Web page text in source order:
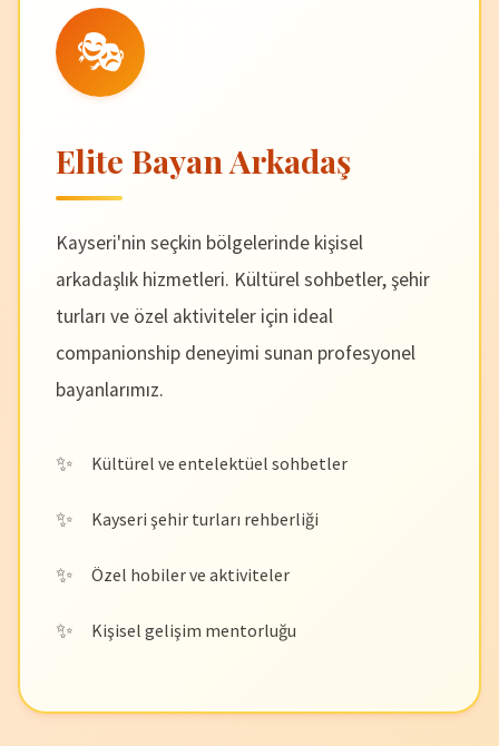
🎭
Elite Bayan Arkadaş
Kayseri'nin seçkin bölgelerinde kişisel
arkadaşlık hizmetleri. Kültürel sohbetler, şehir
turları ve özel aktiviteler için ideal
companionship deneyimi sunan profesyonel
bayanlarımız.
Kültürel ve entelektüel sohbetler
Kayseri şehir turları rehberliği
Özel hobiler ve aktiviteler
Kişisel gelişim mentorluğu